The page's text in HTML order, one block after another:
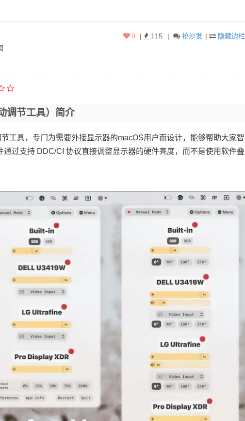
| 隐藏边栏
| 抢沙发
| 115
0
调节工具）简介
工具，专门为需要外接显示器的macOS用户而设计，能够帮助大家智
过支持 DDC/CI 协议直接调整显示器的硬件亮度，而不是使用软件叠